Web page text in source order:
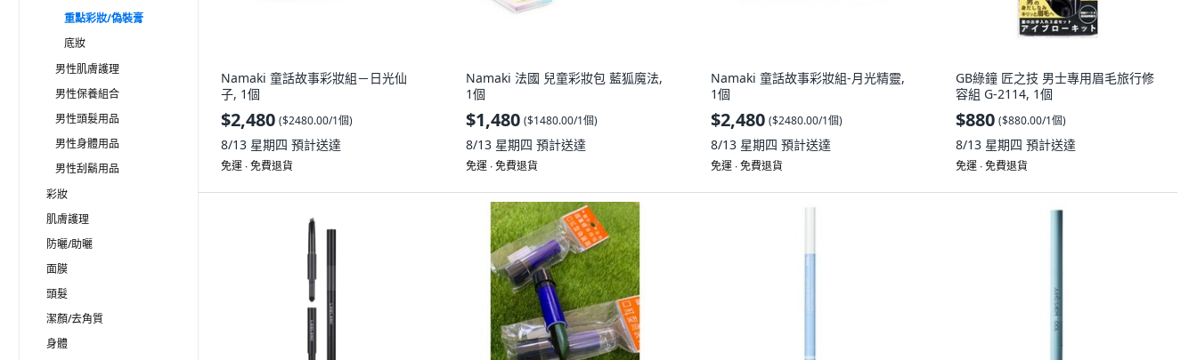
重點彩妝/偽裝膏
底妝
男性肌膚護理
男性保養組合
男性頭髮用品
男性身體用品
男性刮鬍用品
彩妝
肌膚護理
防曬/助曬
面膜
頭髮
潔顏/去角質
身體
Namaki 童話故事彩妝組－日光仙
子, 1個
$2,480 ($2480.00/1個)
8/13 星期四 預計送達
免運 ∙ 免費退貨
Namaki 法國 兒童彩妝包 藍狐魔法,
1個
$1,480 ($1480.00/1個)
8/13 星期四 預計送達
免運 ∙ 免費退貨
Namaki 童話故事彩妝組-月光精靈,
1個
$2,480 ($2480.00/1個)
8/13 星期四 預計送達
免運 ∙ 免費退貨
GB綠鐘 匠之技 男士專用眉毛旅行修
容組 G-2114, 1個
$880 ($880.00/1個)
8/13 星期四 預計送達
免運 ∙ 免費退貨